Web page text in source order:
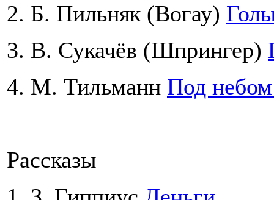
2. Б. Пильняк (Вогау)
3. В. Сукачёв (Шпрингер)
4. М. Тильманн Под
Рассказы